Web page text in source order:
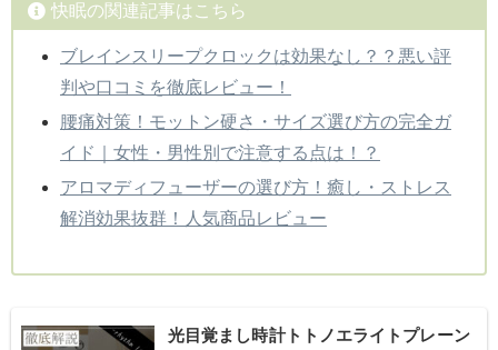
快眠の関連記事はこちら
ブレインスリープクロックは効果なし？？悪い評
判や口コミを徹底レビュー！
腰痛対策！モットン硬さ・サイズ選び方の完全ガ
イド｜女性・男性別で注意する点は！？
アロマディフューザーの選び方！癒し・ストレス
解消効果抜群！人気商品レビュー
光目覚まし時計トトノエライトプレーン